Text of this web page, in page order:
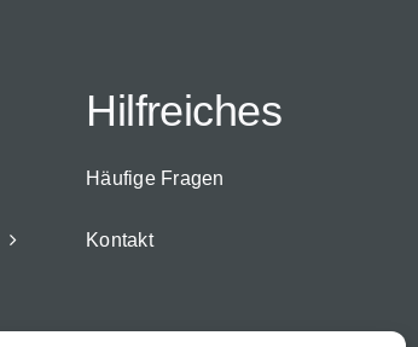
Hilfreiches
Häufige Fragen
Kontakt